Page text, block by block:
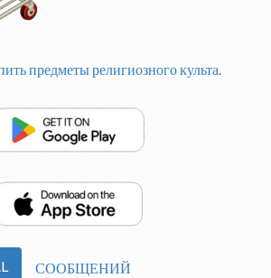
предметы религиозного культа.
СООБЩЕНИЙ